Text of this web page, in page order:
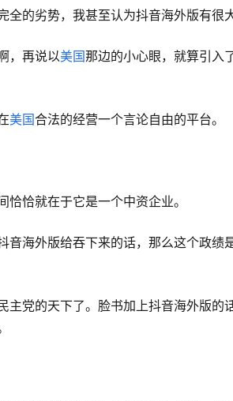
的劣势，我甚至认为抖音海外版有很
，再说以美国那边的小心眼，就算引入
美国合法的经营一个言论自由的平台。
恰就在于它是一个中资企业。
海外版给吞下来的话，那么这个政绩
主党的天下了。脸书加上抖音海外版的